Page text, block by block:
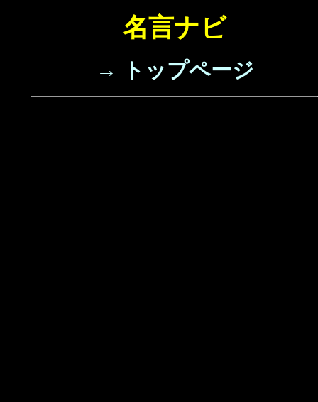
名言ナビ
→ トップページ